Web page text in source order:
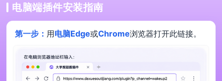
电脑端插件安装指南
第一步： 用电脑Edge或Chrome浏览器打开此链接。